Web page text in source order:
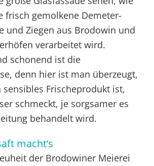
frisch gemolkene Demeter-
und Ziegen aus Brodowin und
verarbeitet wird.
schonend ist die
denn hier ist man überzeugt,
sensibles Frischeprodukt ist,
schmeckt, je sorgsamer es
behandelt wird.
macht‘s
der Brodowiner Meierei